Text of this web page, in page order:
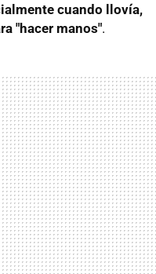
cuando llovía,
"hacer manos".